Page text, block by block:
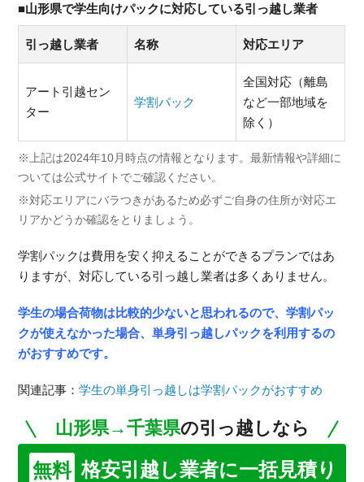
■山形県で学生向けパックに対応している引っ越し業者
引っ越し業者 名称 対応エリア
アート引越セン
ター
学割パック
全国対応（離島
など一部地域を
除く）
※上記は2024年10月時点の情報となります。最新情報や詳細に
ついては公式サイトでご確認ください。
※対応エリアにバラつきがあるため必ずご自身の住所が対応エ
リアかどうか確認をとりましょう。
学割パックは費用を安く抑えることができるプランではあ
りますが、対応している引っ越し業者は多くありません。
学生の場合荷物は比較的少ないと思われるので、学割パッ
クが使えなかった場合、単身引っ越しパックを利用するの
がおすすめです。
関連記事：学生の単身引っ越しは学割パックがおすすめ
山形県→千葉県の引っ越しなら
無料 格安引越し業者に一括見積り